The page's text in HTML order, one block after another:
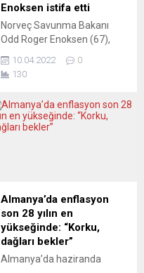
toplantısının ardından
Brüksel’deki Taliban
eğilimine açıklık kazandırdı.
“Afgan halkını
desteklemeye devam...
Enoksen istifa etti
Norveç Savunma Bakanı
Odd Roger Enoksen (67),
kadınla yasak ilişki
yaşadığının ortaya çıkması
VG gazetesinin haberine
göre, Enoksen’un 2005’te 18
çıkmasından sonra olayı
doğrulayan ve
kamuoyundan özür dileyen
Enoksen, istifa...
10.04.2022
0
130
Almanya’da enflasyon
son 28 yılın en
yükseğinde: “Korku,
dağları bekler”
Almanya’da haziranda